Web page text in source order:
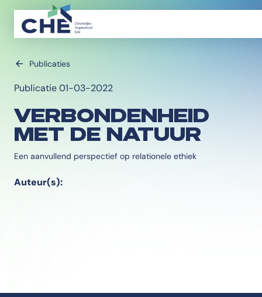
Publicaties
Publicatie 01-03-2022
VERBONDENHEID
MET DE NATUUR
Een aanvullend perspectief op relationele ethiek
Auteur(s):